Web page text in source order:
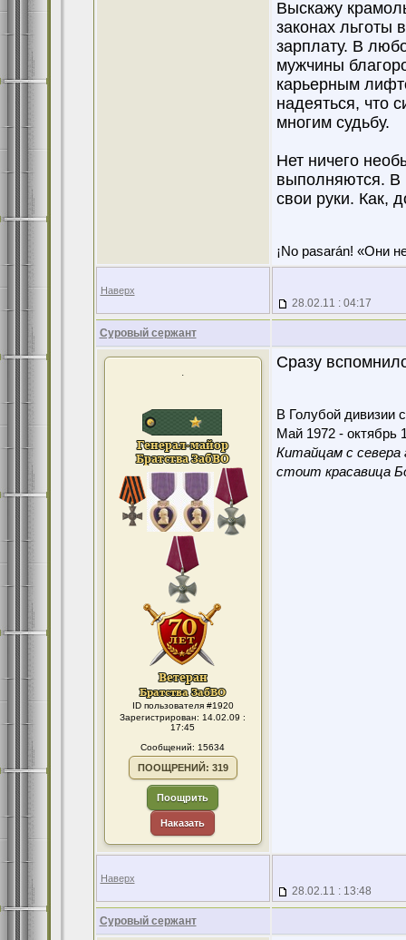
Выскажу
законах
зарплату. В
мужчины
карьерным
надеяться, что
многим судьбу.
Нет ничего
выполняются. В
свои руки. Как,
¡No pasarán! «Они
Наверх
28.02.11 : 04:17
Суровый сержант
.
ID пользователя #1920
Зарегистрирован: 14.02.09 :
17:45
Сообщений: 15634
ПООЩРЕНИЙ: 319
Поощрить
Наказать
Сразу
В Голубой дивизии
Май 1972 - октябрь
Китайцам с севера
стоит красавица
Наверх
28.02.11 : 13:48
Суровый сержант